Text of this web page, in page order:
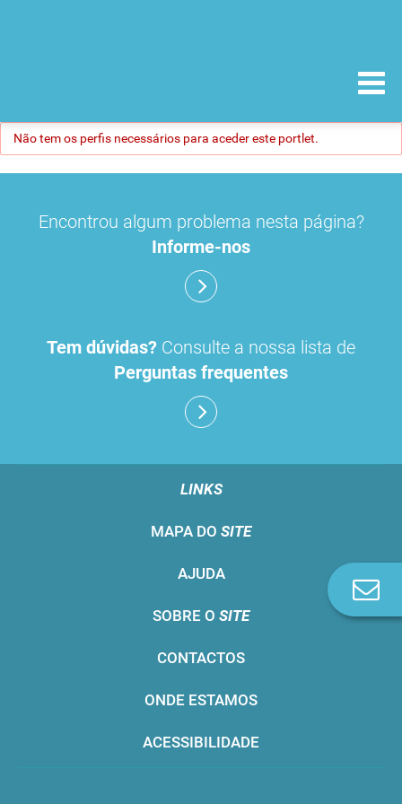
Não tem os perfis necessários para aceder este portlet.
Encontrou algum problema nesta página?
Informe-nos
Tem dúvidas? Consulte a nossa lista de
Perguntas frequentes
LINKS
MAPA DO SITE
AJUDA
SOBRE O SITE
CONTACTOS
ONDE ESTAMOS
ACESSIBILIDADE